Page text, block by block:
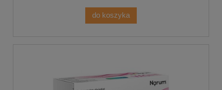
do koszyka